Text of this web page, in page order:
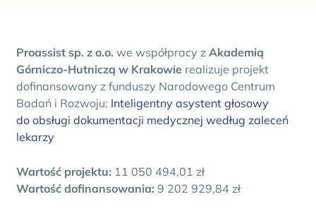
Proassist sp. z o.o. we współpracy z Akademią
Górniczo-Hutniczą w Krakowie realizuje projekt
dofinansowany z funduszy Narodowego Centrum
Badań i Rozwoju: Inteligentny asystent głosowy
do obsługi dokumentacji medycznej według zaleceń
lekarzy
Wartość projektu: 11 050 494,01 zł
Wartość dofinansowania: 9 202 929,84 zł